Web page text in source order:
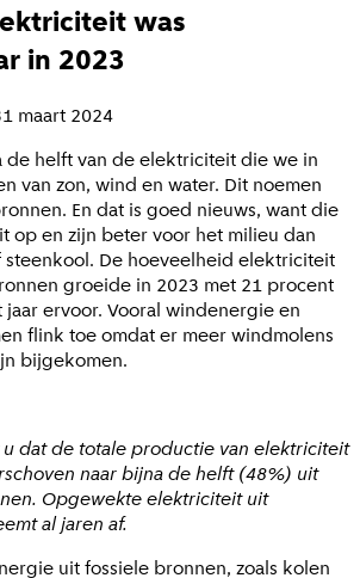
was
in 2023
maart 2024
de helft van de elektriciteit die we in
van zon, wind en water. Dit noemen
En dat is goed nieuws, want die
op en zijn beter voor het milieu dan
De hoeveelheid elektriciteit
groeide in 2023 met 21 procent
ervoor. Vooral windenergie en
flink toe omdat er meer windmolens
bijgekomen.
dat de totale productie van elektriciteit
naar bijna de helft (48%) uit
Opgewekte elektriciteit uit
al jaren af.
uit fossiele bronnen, zoals kolen